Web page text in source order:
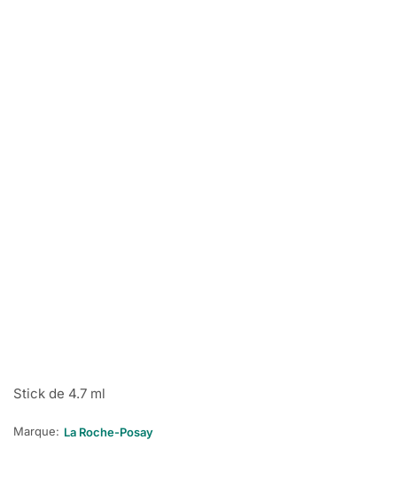
Stick de 4.7 ml
Marque: La Roche-Posay